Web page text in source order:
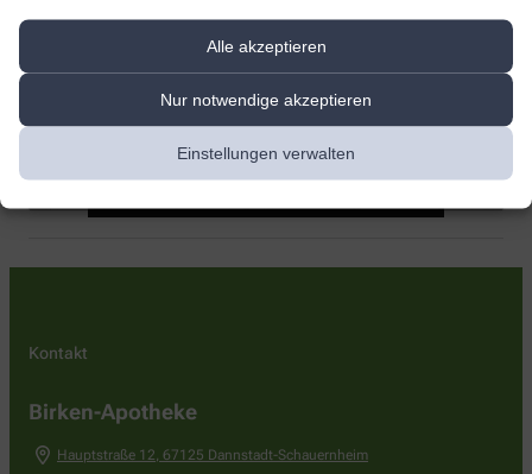
Alle akzeptieren
Nur notwendige akzeptieren
Einstellungen verwalten
Birken-Apotheke, Hauptstraße 12, 67125 Dannstadt-
Schauernheim
Mit dem Laden der Karte stimmen Sie den
Datenschutzbestimmungen von Google zu.
Klicken Sie auf „Karte Laden“, um Google
map zu aktivieren.
Cookie-Richtlinie
Kontakt
Birken-Apotheke
Hauptstraße 12, 67125 Dannstadt-Schauernheim